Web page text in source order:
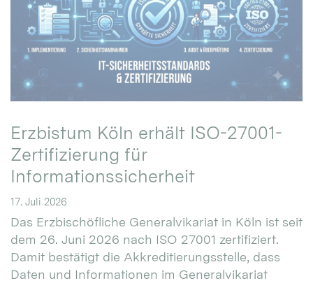
Erzbistum Köln erhält ISO-27001-
Zertifizierung für
Informationssicherheit
17. Juli 2026
Das Erzbischöfliche Generalvikariat in Köln ist seit
dem 26. Juni 2026 nach ISO 27001 zertifiziert.
Damit bestätigt die Akkreditierungsstelle, dass
Daten und Informationen im Generalvikariat